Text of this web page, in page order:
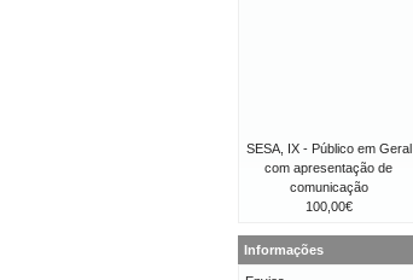
SESA, IX - Público em Geral
com apresentação de
comunicação
100,00€
Informações